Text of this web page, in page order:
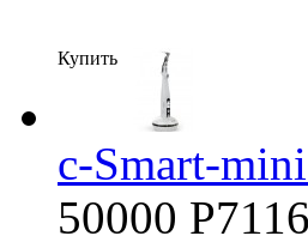
Купить
c-Smart-
50000 Р